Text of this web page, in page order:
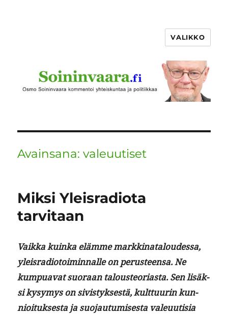
VALIKKO
Avainsana:valeuutiset
Miksi Yleisradiota
tarvitaan
Vaik­ka kuin­ka elämme markki­na­t­aloudessa,
yleis­ra­diotoimin­nalle on perus­teen­sa. Ne
kumpua­vat suo­raan talous­teo­ri­as­ta. Sen lisäk­
si kysymys on sivistyk­ses­tä, kult­tuurin kun­
nioituk­ses­ta ja suo­jau­tu­mis­es­ta valeuutisia